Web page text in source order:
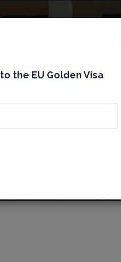
the EU Golden Visa